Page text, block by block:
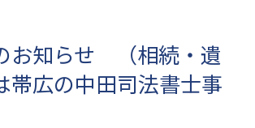
お知らせ （相続・遺
帯広の中田司法書士事